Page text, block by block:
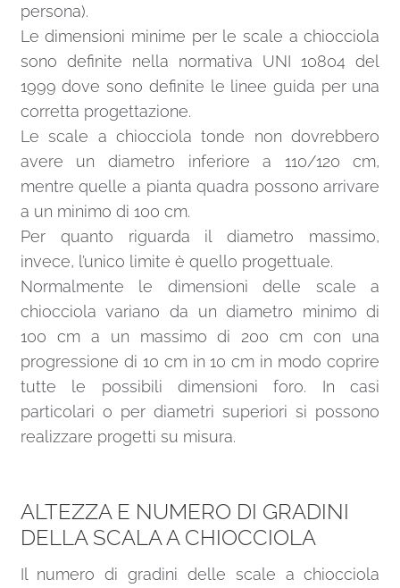
persona).
Le dimensioni minime per le scale a chiocciola
sono definite nella normativa UNI 10804 del
1999 dove sono definite le linee guida per una
corretta progettazione.
Le scale a chiocciola tonde non dovrebbero
avere un diametro inferiore a 110/120 cm,
mentre quelle a pianta quadra possono arrivare
a un minimo di 100 cm.
Per quanto riguarda il diametro massimo,
invece, l’unico limite è quello progettuale.
Normalmente le dimensioni delle scale a
chiocciola variano da un diametro minimo di
100 cm a un massimo di 200 cm con una
progressione di 10 cm in 10 cm in modo coprire
tutte le possibili dimensioni foro. In casi
particolari o per diametri superiori si possono
realizzare progetti su misura.
ALTEZZA E NUMERO DI GRADINI
DELLA SCALA A CHIOCCIOLA
Il numero di gradini delle scale a chiocciola